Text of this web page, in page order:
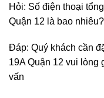
Hỏi: Số điện thoại
Quận 12 là bao nhiêu?
Đáp: Quý khách cần
19A Quận 12 vui
vấn